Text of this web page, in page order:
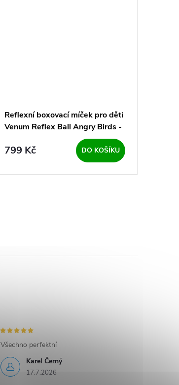
Reflexní boxovací míček pro děti
Venum Reflex Ball Angry Birds -
799 Kč DO KOŠÍKU
Karel Černý
17.7.2026
Všechno perfektní